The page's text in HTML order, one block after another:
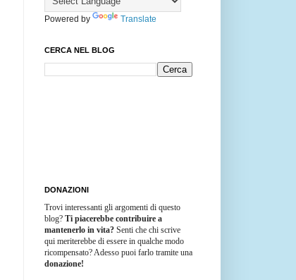
Powered by Translate
CERCA NEL BLOG
DONAZIONI
Trovi interessanti gli argomenti di questo
blog? Ti piacerebbe contribuire a
mantenerlo in vita? Senti che chi scrive
qui meriterebbe di essere in qualche modo
ricompensato? Adesso puoi farlo tramite una
donazione!